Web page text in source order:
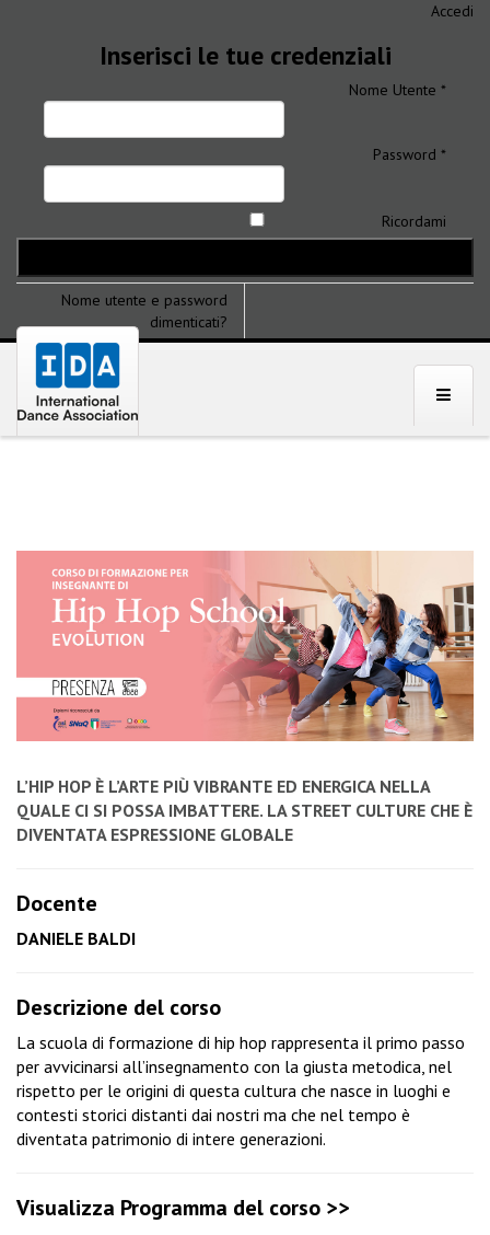
Accedi
Inserisci le tue credenziali
Nome Utente *
Password *
Ricordami
Nome utente e password
dimenticati?
L’HIP HOP È L’ARTE PIÙ VIBRANTE ED ENERGICA NELLA
QUALE CI SI POSSA IMBATTERE. LA STREET CULTURE CHE È
DIVENTATA ESPRESSIONE GLOBALE
Docente
DANIELE BALDI
Descrizione del corso
La scuola di formazione di hip hop rappresenta il primo passo
per avvicinarsi all’insegnamento con la giusta metodica, nel
rispetto per le origini di questa cultura che nasce in luoghi e
contesti storici distanti dai nostri ma che nel tempo è
diventata patrimonio di intere generazioni.
Visualizza Programma del corso >>